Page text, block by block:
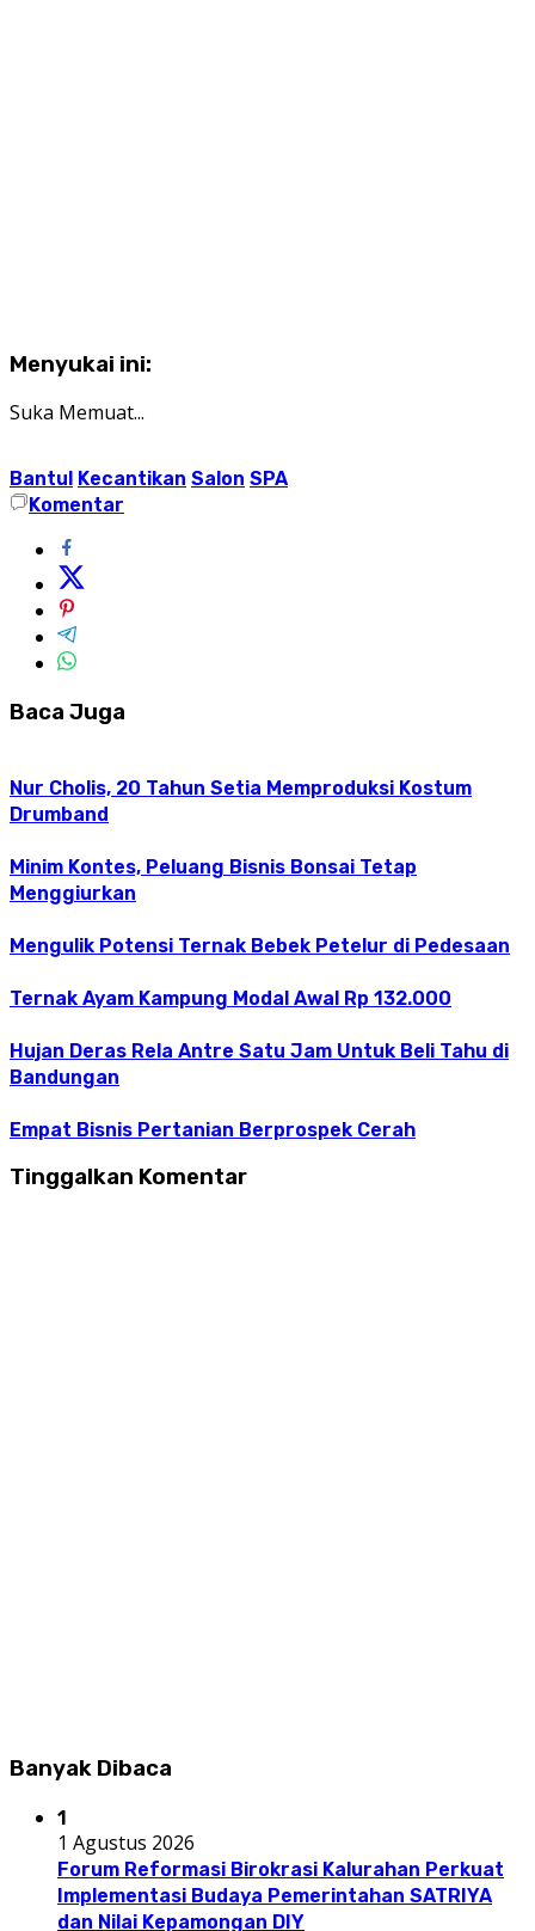
Menyukai ini:
Suka Memuat...
Bantul Kecantikan Salon SPA
Komentar
Baca Juga
Nur Cholis, 20 Tahun Setia Memproduksi Kostum
Drumband
Minim Kontes, Peluang Bisnis Bonsai Tetap
Menggiurkan
Mengulik Potensi Ternak Bebek Petelur di Pedesaan
Ternak Ayam Kampung Modal Awal Rp 132.000
Hujan Deras Rela Antre Satu Jam Untuk Beli Tahu di
Bandungan
Empat Bisnis Pertanian Berprospek Cerah
Tinggalkan Komentar
Banyak Dibaca
1
1 Agustus 2026
Forum Reformasi Birokrasi Kalurahan Perkuat
Implementasi Budaya Pemerintahan SATRIYA
dan Nilai Kepamongan DIY